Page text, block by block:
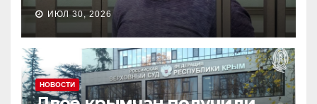
ИЮЛ 30, 2026
НОВОСТИ